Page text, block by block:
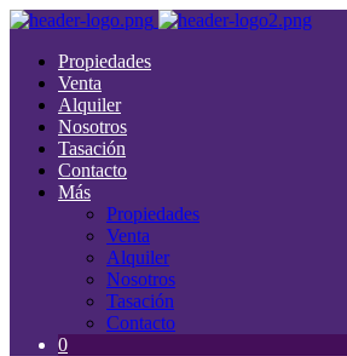
Propiedades
Venta
Alquiler
Nosotros
Tasación
Contacto
Más
Propiedades
Venta
Alquiler
Nosotros
Tasación
Contacto
0